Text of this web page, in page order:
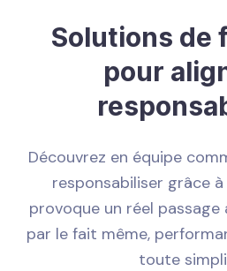
Solutions de
pour
Découvrez en équipe
responsabiliser grâce
provoque un réel passage
par le fait même,
toute